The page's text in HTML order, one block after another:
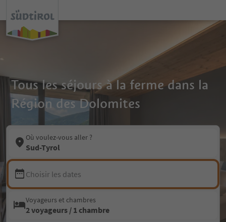
Tous les séjours à la ferme dans la
Région des Dolomites
Où voulez-vous aller ?
Sud-Tyrol
Choisir les dates
Voyageurs et chambres
2 voyageurs / 1 chambre